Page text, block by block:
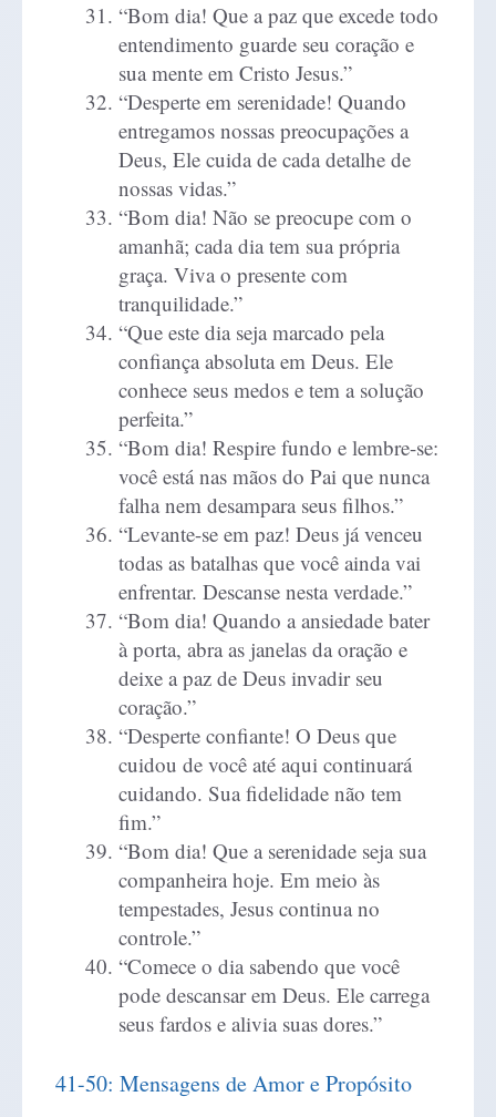
“Bom dia! Que a paz que excede todo
entendimento guarde seu coração e
sua mente em Cristo Jesus.”
“Desperte em serenidade! Quando
entregamos nossas preocupações a
Deus, Ele cuida de cada detalhe de
nossas vidas.”
“Bom dia! Não se preocupe com o
amanhã; cada dia tem sua própria
graça. Viva o presente com
tranquilidade.”
“Que este dia seja marcado pela
confiança absoluta em Deus. Ele
conhece seus medos e tem a solução
perfeita.”
“Bom dia! Respire fundo e lembre-se:
você está nas mãos do Pai que nunca
falha nem desampara seus filhos.”
“Levante-se em paz! Deus já venceu
todas as batalhas que você ainda vai
enfrentar. Descanse nesta verdade.”
“Bom dia! Quando a ansiedade bater
à porta, abra as janelas da oração e
deixe a paz de Deus invadir seu
coração.”
“Desperte confiante! O Deus que
cuidou de você até aqui continuará
cuidando. Sua fidelidade não tem
fim.”
“Bom dia! Que a serenidade seja sua
companheira hoje. Em meio às
tempestades, Jesus continua no
controle.”
“Comece o dia sabendo que você
pode descansar em Deus. Ele carrega
seus fardos e alivia suas dores.”
41-50: Mensagens de Amor e Propósito